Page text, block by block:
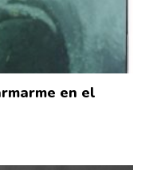
en el